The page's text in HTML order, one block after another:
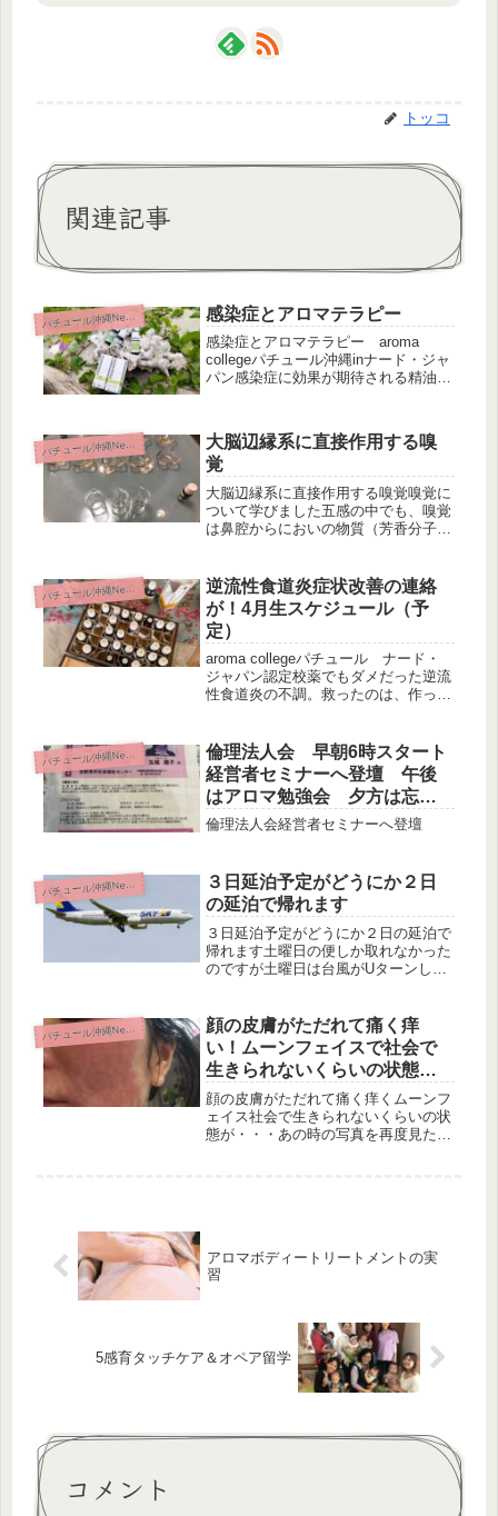
トッコ
関連記事
パ
チュール沖縄News 感染症とアロマテラピー
感染症とアロマテラピー aroma
collegeパチュール沖縄inナード・ジャ
パン感染症に効果が期待される精油は
病原がコロナウィルスである重症急性
呼吸器症候群（SARS）...
パ
チュール沖縄News
大脳辺縁系に直接作用する嗅
覚
大脳辺縁系に直接作用する嗅覚嗅覚に
ついて学びました五感の中でも、嗅覚
は鼻腔からにおいの物質（芳香分子）
脳辺縁系に到達するのです。その他の
触覚、味覚、聴覚、視覚は脳の外側の
大...
パ
チュール沖縄News
逆流性食道炎症状改善の連絡
が！4月生スケジュール（予
定）
aroma collegeパチュール ナード・
ジャパン認定校薬でもダメだった逆流
性食道炎の不調。救ったのは、作った
ママたちが、可愛いベビーちゃんを抱
っこしながら受講してくだ...
パ
チュール沖縄News
倫理法人会 早朝6時スタート
経営者セミナーへ登壇 午後
はアロマ勉強会 夕方は忘年
会
倫理法人会経営者セミナーへ登壇
パ
チュール沖縄News
３日延泊予定がどうにか２日
の延泊で帰れます
３日延泊予定がどうにか２日の延泊で
帰れます土曜日の便しか取れなかった
のですが土曜日は台風がUターンして
ようで本日沖縄へ帰れることになりま
した。皆ありがとうご心配をおかけし
ま...
パ
チュール沖縄News
顔の皮膚がただれて痛く痒
い！ムーンフェイスで社会で
生きられないくらいの状態
が・・・
顔の皮膚がただれて痛く痒くムーンフ
ェイス社会で生きられないくらいの状
態が・・・あの時の写真を再度見たい
アロマボディートリートメントの実
習
5感育タッチケア＆オペア留学
コメント